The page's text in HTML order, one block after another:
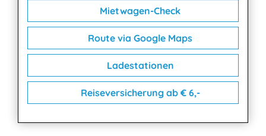
Mietwagen-Check
Route via Google Maps
Ladestationen
Reiseversicherung ab € 6,-